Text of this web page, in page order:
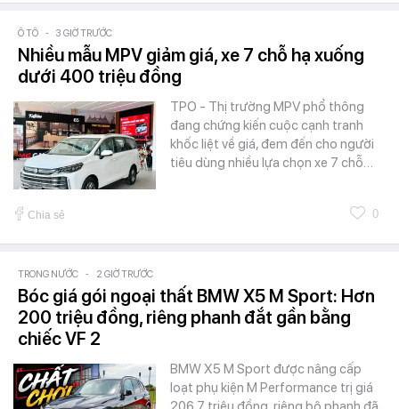
Ô TÔ - 3 GIỜ TRƯỚC
Nhiều mẫu MPV giảm giá, xe 7 chỗ hạ xuống
dưới 400 triệu đồng
TPO - Thị trường MPV phổ thông
đang chứng kiến cuộc cạnh tranh
khốc liệt về giá, đem đến cho người
tiêu dùng nhiều lựa chọn xe 7 chỗ…
Chia sẻ 0
TRONG NƯỚC - 2 GIỜ TRƯỚC
Bóc giá gói ngoại thất BMW X5 M Sport: Hơn
200 triệu đồng, riêng phanh đắt gần bằng
chiếc VF 2
BMW X5 M Sport được nâng cấp
loạt phụ kiện M Performance trị giá